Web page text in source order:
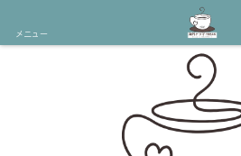
メニュー